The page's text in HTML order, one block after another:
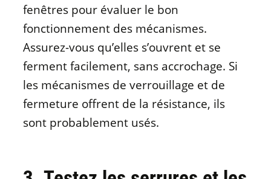
fenêtres pour évaluer le bon
fonctionnement des mécanismes.
Assurez-vous qu’elles s’ouvrent et se
ferment facilement, sans accrochage. Si
les mécanismes de verrouillage et de
fermeture offrent de la résistance, ils
sont probablement usés.